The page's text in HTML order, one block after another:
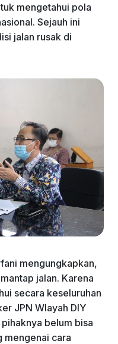
mengetahui pola
Sejauh ini
jalan rusak di
mengungkapkan,
jalan. Karena
secara keseluruhan
JPN Wlayah DIY
belum bisa
mengenai cara